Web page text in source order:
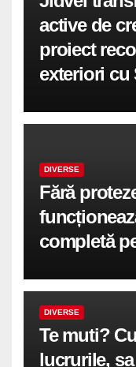
active de
proiect
exteriori cu
DIVERSE
Fără
completă
DIVERSE
Te muti?
lucrurile,